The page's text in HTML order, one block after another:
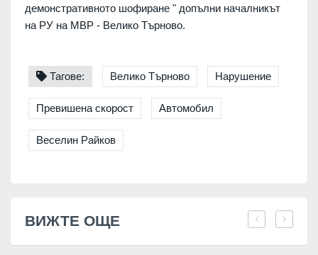
демонстративното шофиране " допълни началникът
на РУ на МВР - Велико Търново.
Тагове: Велико Търново Нарушение
Превишена скорост Автомобил
Веселин Райков
ВИЖТЕ ОЩЕ